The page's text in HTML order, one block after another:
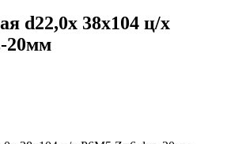
d22,0х 38х104 ц/х
20мм